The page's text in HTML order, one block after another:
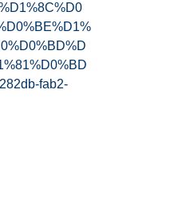
fab2-